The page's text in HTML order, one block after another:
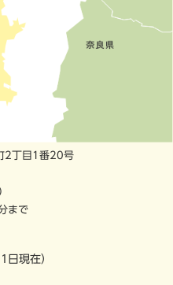
2丁目1番20号
まで
日現在）